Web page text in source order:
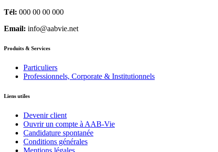
Tél: 000 00 00 000
Email: info@aabvie.net
Produits & Services
Particuliers
Professionnels, Corporate & Institutionnels
Liens utiles
Devenir client
Ouvrir un compte à AAB-Vie
Candidature spontanée
Conditions générales
Mentions légales